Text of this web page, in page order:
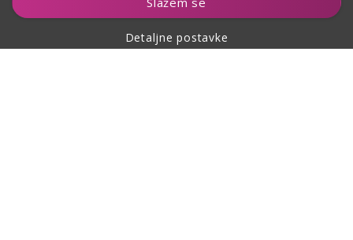
Detaljne postavke